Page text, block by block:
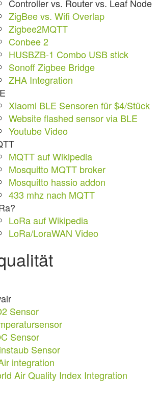
Controller vs. Router vs. Leaf Node
ZigBee vs. Wifi Overlap
Zigbee2MQTT
Conbee 2
HUSBZB-1 Combo USB stick
Sonoff Zigbee Bridge
ZHA Integration
Xiaomi BLE Sensoren für $4/Stück
Website flashed sensor via BLE
Youtube Video
MQTT auf Wikipedia
Mosquitto MQTT broker
Mosquitto hassio addon
433 mhz nach MQTT
LoRa auf Wikipedia
LoRa/LoraWAN Video
Sensor
Sensor
Sensor
integration
Air Quality Index Integration